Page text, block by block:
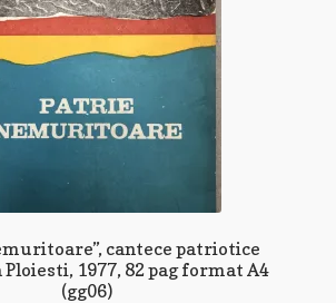
cantece patriotice
Ploiesti, 1977, 82 pag format A4
(gg06)